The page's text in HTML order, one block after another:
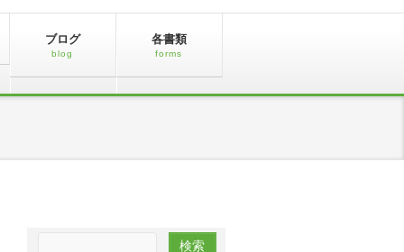
ブログ
blog
各書類
forms